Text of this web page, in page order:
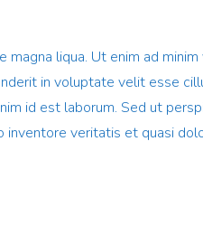
liqua. Ut enim ad minim
in voluptate velit esse
id est laborum. Sed ut
veritatis et quasi